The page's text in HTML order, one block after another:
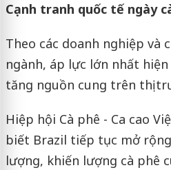
Cạnh tranh quốc tế ngày
Theo các doanh nghiệp và
ngành, áp lực lớn nhất
tăng nguồn cung trên thị
Hiệp hội Cà phê - Ca cao
biết Brazil tiếp tục mở
lượng, khiến lượng cà phê